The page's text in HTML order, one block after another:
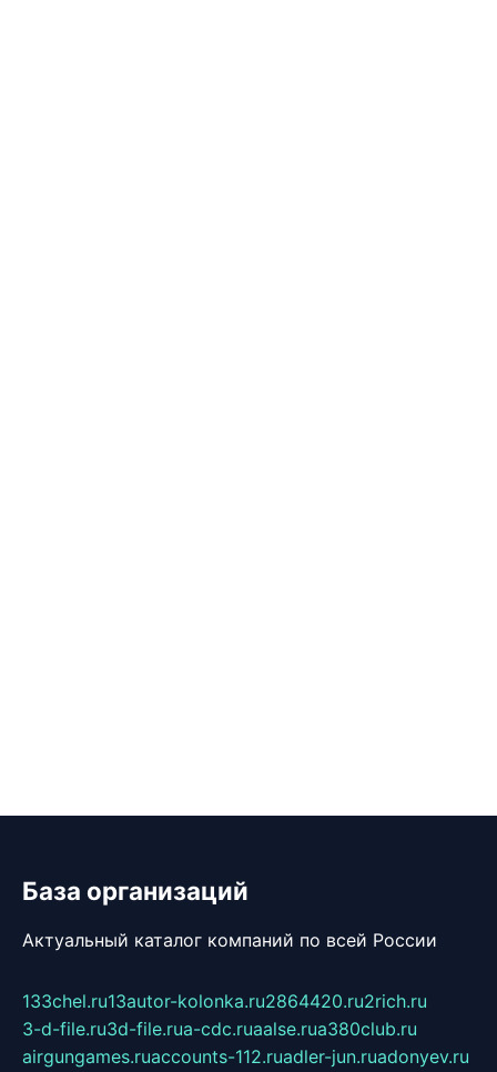
База организаций
Актуальный каталог компаний по всей России
133chel.ru13autor-kolonka.ru2864420.ru2rich.ru
3-d-file.ru3d-file.rua-cdc.ruaalse.rua380club.ru
airgungames.ruaccounts-112.ruadler-jun.ruadonyev.ru